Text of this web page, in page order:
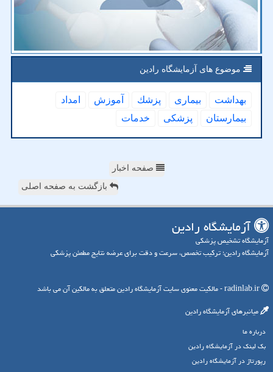
موضوع های آزمایشگاه رادین
بهداشت بیماری پزشك آموزش
امداد
بیمارستان
پزشكی خدمات
صفحه اخبار
بازگشت به صفحه اصلی
آزمایشگاه رادین
آزمایشگاه تشخیص پزشکی
آزمایشگاه رادین؛ ترکیب تخصص، سرعت و دقت برای عرضه نتایج مطمئن پزشکی
میانبرهای آزمایشگاه رادین
درباره ما
بک لینک در آزمایشگاه رادین
رپورتاژ در آزمایشگاه رادین